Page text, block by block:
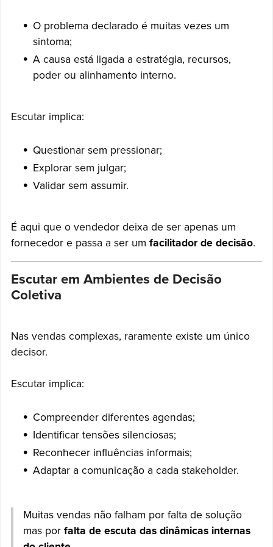
O problema declarado é muitas vezes um
sintoma;
A causa está ligada a estratégia, recursos,
poder ou alinhamento interno.
Escutar implica:
Questionar sem pressionar;
Explorar sem julgar;
Validar sem assumir.
É aqui que o vendedor deixa de ser apenas um
fornecedor e passa a ser um facilitador de decisão.
Escutar em Ambientes de Decisão
Coletiva
Nas vendas complexas, raramente existe um único
decisor.
Escutar implica:
Compreender diferentes agendas;
Identificar tensões silenciosas;
Reconhecer influências informais;
Adaptar a comunicação a cada stakeholder.
Muitas vendas não falham por falta de solução
mas por falta de escuta das dinâmicas internas